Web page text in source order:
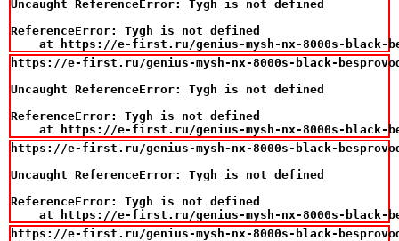
Uncaught ReferenceError: Tygh is not defined
ReferenceError: Tygh is not defined
at https://e-first.ru/genius-mysh-nx-8000s-
https://e-first.ru/genius-mysh-nx-8000s-black-
Uncaught ReferenceError: Tygh is not defined
ReferenceError: Tygh is not defined
at https://e-first.ru/genius-mysh-nx-8000s-
https://e-first.ru/genius-mysh-nx-8000s-black-
Uncaught ReferenceError: Tygh is not defined
ReferenceError: Tygh is not defined
at https://e-first.ru/genius-mysh-nx-8000s-
https://e-first.ru/genius-mysh-nx-8000s-black-